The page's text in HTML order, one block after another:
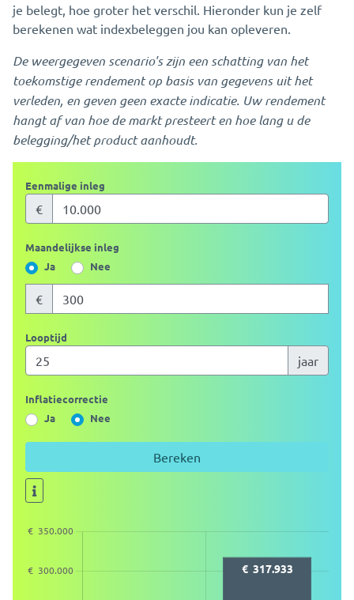
je belegt, hoe groter het verschil. Hieronder kun je zelf
berekenen wat indexbeleggen jou kan opleveren.
De weergegeven scenario's zijn een schatting van het
toekomstige rendement op basis van gegevens uit het
verleden, en geven geen exacte indicatie. Uw rendement
hangt af van hoe de markt presteert en hoe lang u de
belegging/het product aanhoudt.
Eenmalige inleg
€
Maandelijkse inleg
Ja
Nee
€
Looptijd
jaar
Inflatiecorrectie
Ja
Nee
Bereken